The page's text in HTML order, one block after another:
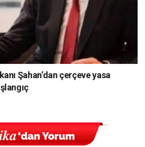
Şahan’dan çerçeve yasa